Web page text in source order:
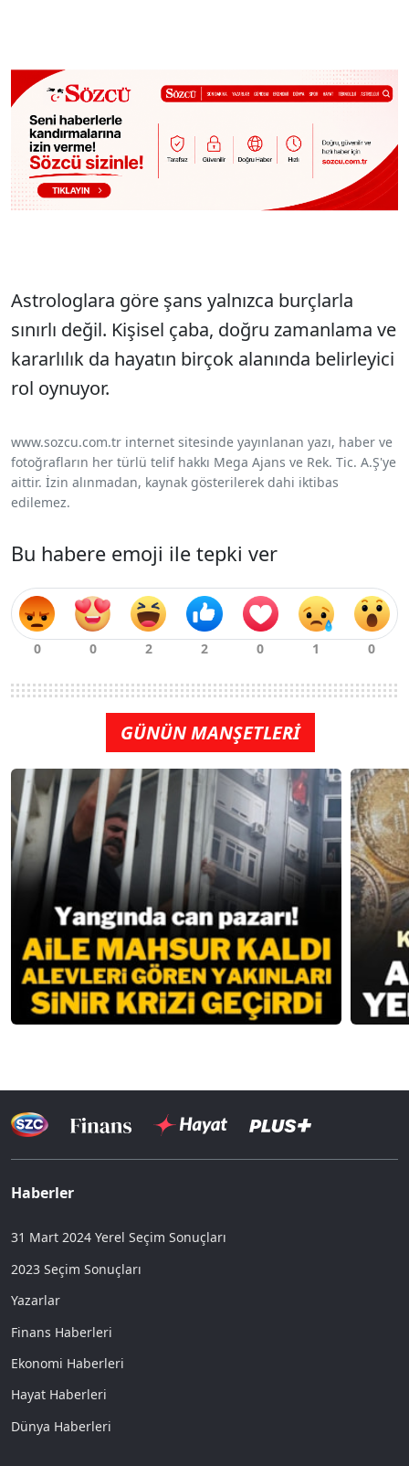
Astrologlara göre şans yalnızca burçlarla
sınırlı değil. Kişisel çaba, doğru zamanlama ve
kararlılık da hayatın birçok alanında belirleyici
rol oynuyor.
www.sozcu.com.tr internet sitesinde yayınlanan yazı, haber ve
fotoğrafların her türlü telif hakkı Mega Ajans ve Rek. Tic. A.Ş'ye
aittir. İzin alınmadan, kaynak gösterilerek dahi iktibas
edilemez.
Bu habere emoji ile tepki ver
GÜNÜN MANŞETLERİ
Haberler
31 Mart 2024 Yerel Seçim Sonuçları
2023 Seçim Sonuçları
Yazarlar
Finans Haberleri
Ekonomi Haberleri
Hayat Haberleri
Dünya Haberleri